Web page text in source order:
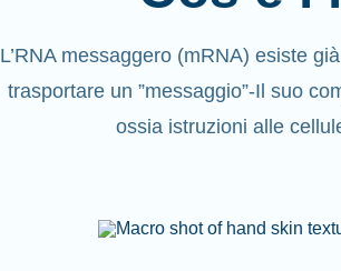
L’RNA messaggero (mRNA) esiste
trasportare un ”messaggio”-Il suo
ossia istruzioni alle